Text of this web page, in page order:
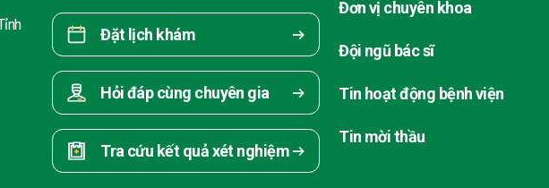
Đặt lịch khám
Hỏi đáp cùng chuyên gia
Tra cứu kết quả xét nghiệm
Đơn vị chuyên khoa
Đội ngũ bác sĩ
Tin hoạt động bệnh viện
Tin mời thầu